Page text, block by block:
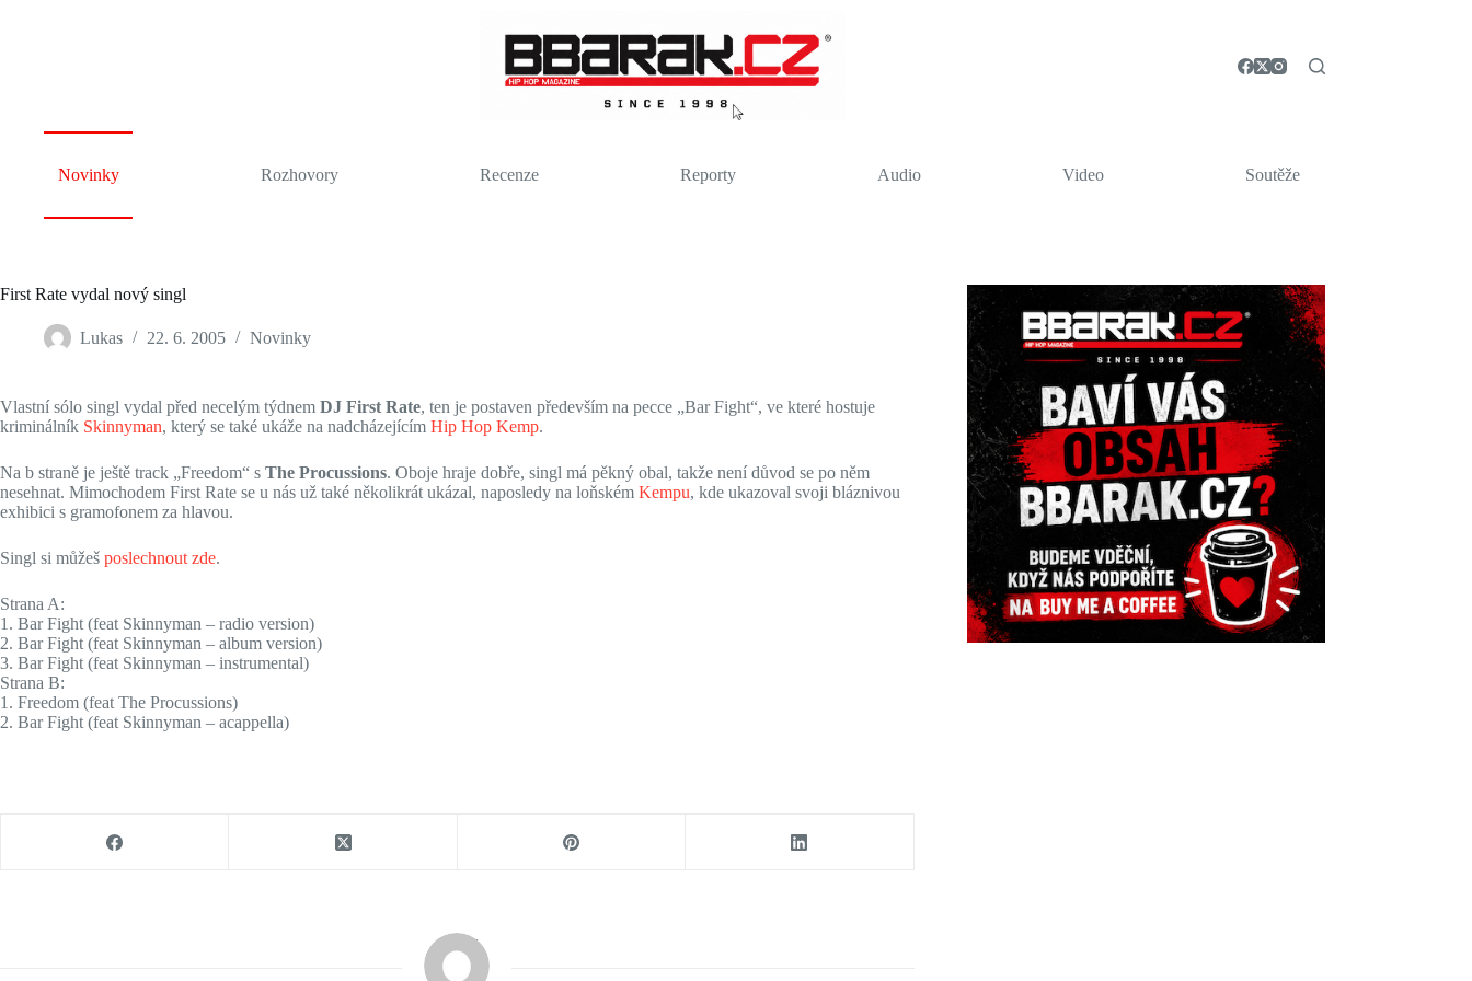
Novinky Rozhovory Recenze Reporty Audio Video Soutěže
First Rate vydal nový singl
Lukas 22. 6. 2005 Novinky
Vlastní sólo singl vydal před necelým týdnem DJ First Rate, ten je postaven především na pecce „Bar Fight“, ve které hostuje
kriminálník Skinnyman, který se také ukáže na nadcházejícím Hip Hop Kemp.
Na b straně je ještě track „Freedom“ s The Procussions. Oboje hraje dobře, singl má pěkný obal, takže není důvod se po něm
nesehnat. Mimochodem First Rate se u nás už také několikrát ukázal, naposledy na loňském Kempu, kde ukazoval svoji bláznivou
exhibici s gramofonem za hlavou.
Singl si můžeš poslechnout zde.
Strana A:
1. Bar Fight (feat Skinnyman – radio version)
2. Bar Fight (feat Skinnyman – album version)
3. Bar Fight (feat Skinnyman – instrumental)
Strana B:
1. Freedom (feat The Procussions)
2. Bar Fight (feat Skinnyman – acappella)